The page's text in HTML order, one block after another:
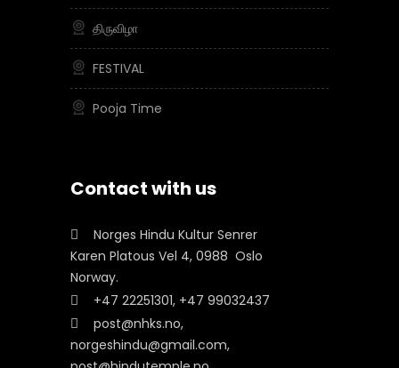
திருவிழா
FESTIVAL
Pooja Time
Contact with us
Norges Hindu Kultur Senrer
Karen Platous Vel 4, 0988 Oslo
Norway.
+47 22251301, +47 99032437
post@nhks.no,
norgeshindu@gmail.com,